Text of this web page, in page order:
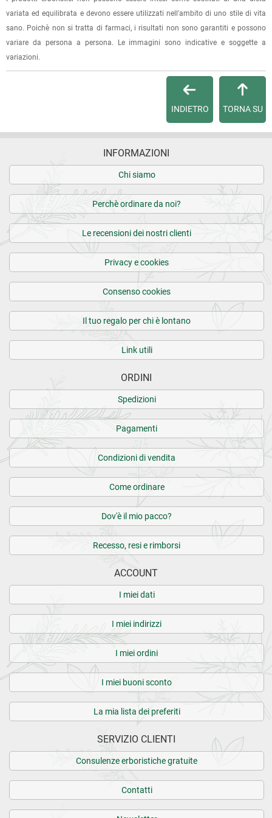
specificando l'indirizzo di fatturazione).
Dalla tuaArea Clientepotrai verificare lo stato di lavorazione
dell'ordine e lo stato della spedizione.
Per qualsiasi informazione, contattaci viae-mail
Condizioni di vendita
variata ed equilibrata e devono essere utilizzati nell'ambito di uno stile di vita
sano. Poichè non si tratta di farmaci, i risultati non sono garantiti e possono
variare da persona a persona. Le immagini sono indicative e soggette a
variazioni.
TORNA SU
INDIETRO
INFORMAZIONI
Chi siamo
Perchè ordinare da noi?
Le recensioni dei nostri clienti
Privacy e cookies
Consenso cookies
Il tuo regalo per chi è lontano
Link utili
ORDINI
Spedizioni
Pagamenti
Condizioni di vendita
Come ordinare
Dov'è il mio pacco?
Recesso, resi e rimborsi
ACCOUNT
I miei dati
I miei indirizzi
I miei ordini
I miei buoni sconto
La mia lista dei preferiti
SERVIZIO CLIENTI
Consulenze erboristiche gratuite
Contatti